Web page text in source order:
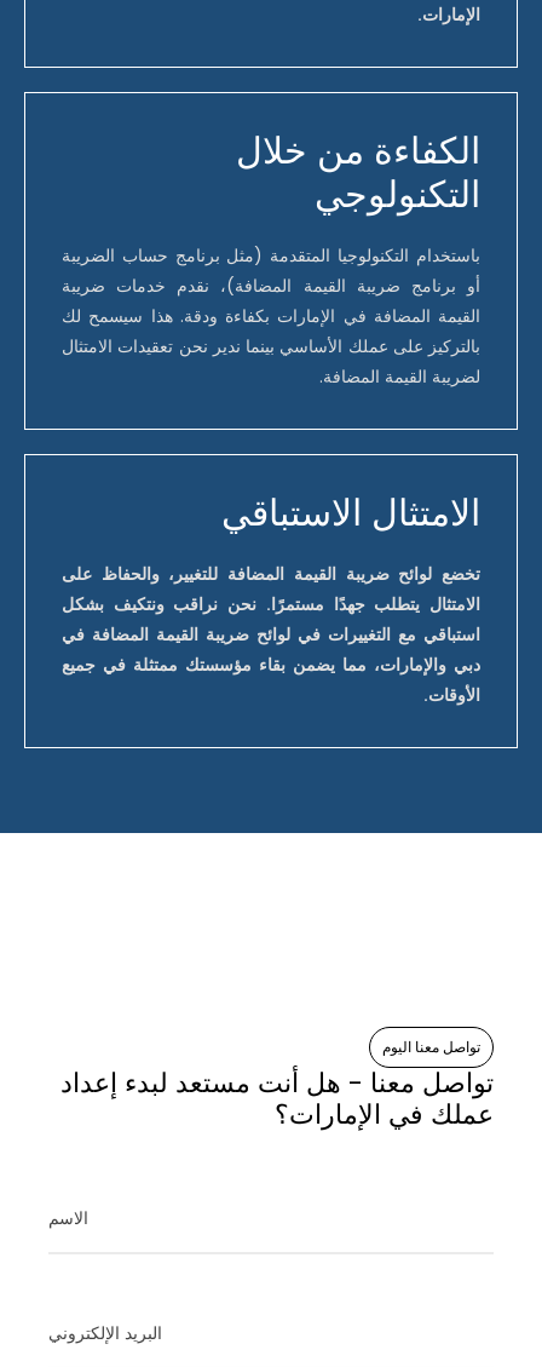
الإمارات.
الكفاءة من خلال
التكنولوجي
باستخدام التكنولوجيا المتقدمة (مثل برنامج حساب الضريبة
أو برنامج ضريبة القيمة المضافة)، نقدم خدمات ضريبة
القيمة المضافة في الإمارات بكفاءة ودقة. هذا سيسمح لك
بالتركيز على عملك الأساسي بينما ندير نحن تعقيدات الامتثال
لضريبة القيمة المضافة.
الامتثال الاستباقي
تخضع لوائح ضريبة القيمة المضافة للتغيير، والحفاظ على
الامتثال يتطلب جهدًا مستمرًا. نحن نراقب ونتكيف بشكل
استباقي مع التغييرات في لوائح ضريبة القيمة المضافة في
دبي والإمارات، مما يضمن بقاء مؤسستك ممتثلة في جميع
الأوقات.
تواصل معنا اليوم
تواصل معنا - هل أنت مستعد لبدء إعداد
عملك في الإمارات؟